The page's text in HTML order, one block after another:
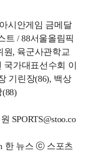
시안게임 금메달
트 / 88서울올림픽
원, 육군사관학교
국가대표선수회 이
기린장(86), 백상
SPORTS@stoo.co
한 뉴스 ⓒ 스포츠